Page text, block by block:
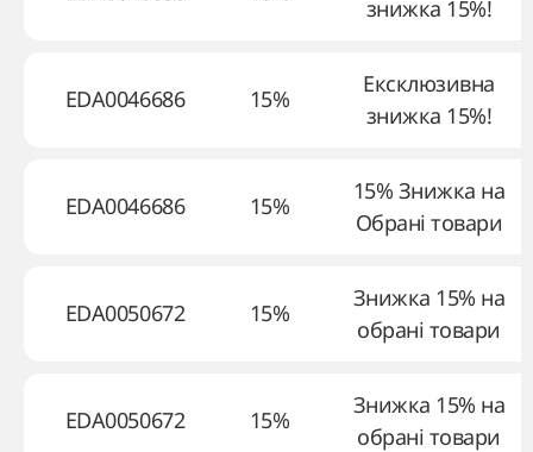
знижка 15%!
EDA0046686 15%
Ексклюзивна
знижка 15%!
EDA0046686 15%
15% Знижка на
Обрані товари
EDA0050672 15%
Знижка 15% на
обрані товари
EDA0050672 15%
Знижка 15% на
обрані товари